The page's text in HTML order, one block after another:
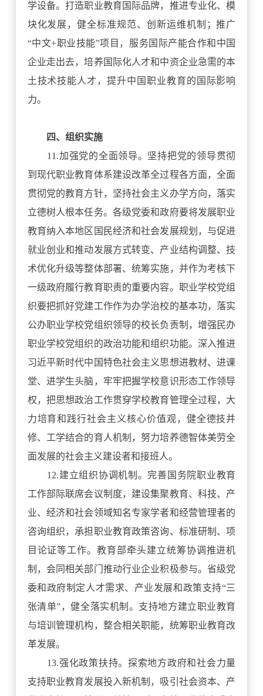
学设备。打造职业教育国际品牌，推进专业化、模
块化发展，健全标准规范、创新运维机制；推广
“中文+职业技能”项目，服务国际产能合作和中国
企业走出去，培养国际化人才和中资企业急需的本
土技术技能人才，提升中国职业教育的国际影响
力。
四、组织实施
11.加强党的全面领导。坚持把党的领导贯彻
到现代职业教育体系建设改革全过程各方面，全面
贯彻党的教育方针，坚持社会主义办学方向，落实
立德树人根本任务。各级党委和政府要将发展职业
教育纳入本地区国民经济和社会发展规划，与促进
就业创业和推动发展方式转变、产业结构调整、技
术优化升级等整体部署、统筹实施，并作为考核下
一级政府履行教育职责的重要内容。职业学校党组
织要把抓好党建工作作为办学治校的基本功，落实
公办职业学校党组织领导的校长负责制，增强民办
职业学校党组织的政治功能和组织功能。深入推进
习近平新时代中国特色社会主义思想进教材、进课
堂、进学生头脑，牢牢把握学校意识形态工作领导
权，把思想政治工作贯穿学校教育管理全过程，大
力培育和践行社会主义核心价值观，健全德技并
修、工学结合的育人机制，努力培养德智体美劳全
面发展的社会主义建设者和接班人。
12.建立组织协调机制。完善国务院职业教育
工作部际联席会议制度，建设集聚教育、科技、产
业、经济和社会领域知名专家学者和经营管理者的
咨询组织，承担职业教育政策咨询、标准研制、项
目论证等工作。教育部牵头建立统筹协调推进机
制，会同相关部门推动行业企业积极参与。省级党
委和政府制定人才需求、产业发展和政策支持“三
张清单”，健全落实机制。支持地方建立职业教育
与培训管理机构，整合相关职能，统筹职业教育改
革发展。
13.强化政策扶持。探索地方政府和社会力量
支持职业教育发展投入新机制，吸引社会资本、产